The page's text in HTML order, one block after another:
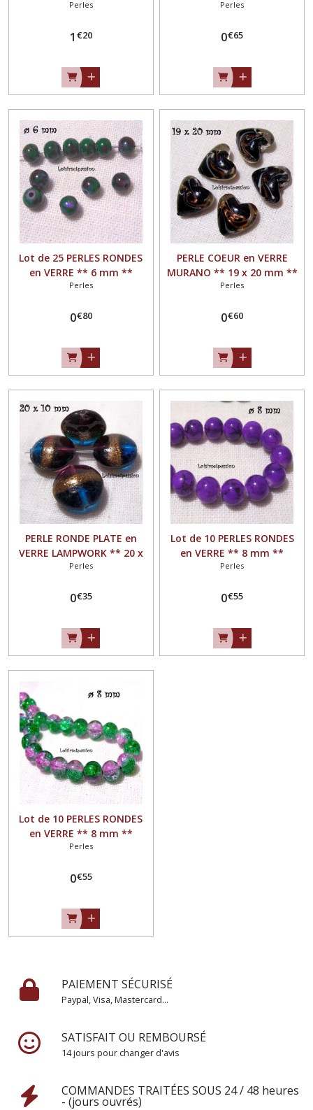
** 16 x 12 mm ** blanc
Perles
1 €20
** 10 mm ** bicolore Jaune
Perles
0€65
Lot de 25 PERLES RONDES
en VERRE ** 6 mm **
Marbré Vert Sapin Rosé -
Perles
0€80
PERLE COEUR en VERRE
MURANO ** 19 x 20 mm **
Noir Filament Blanc et
Perles
0€60
PERLE RONDE PLATE en
VERRE LAMPWORK ** 20 x
10 mm ** Bleu Marron
Perles
0€35
Lot de 10 PERLES RONDES
en VERRE ** 8 mm **
Marbré bicolore Violet
Perles
0€55
Lot de 10 PERLES RONDES
en VERRE ** 8 mm **
CRAQUELÉ ROSE VERT -
Perles
0€55
PAIEMENT SÉCURISÉ
Paypal, Visa, Mastercard...
SATISFAIT OU REMBOURSÉ
14 jours pour changer d'avis
COMMANDES TRAITÉES SOUS 24 / 48 heures
- (jours ouvrés)